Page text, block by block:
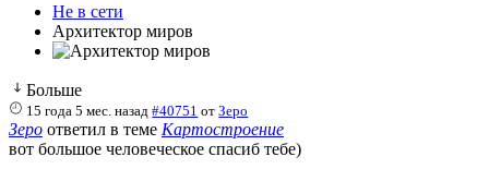
Не в сети
Архитектор миров
Больше
15 года 5 мес. назад #40751 отЗеро
Зеро ответил в теме Картостроение
вот большое человеческое спасиб тебе)